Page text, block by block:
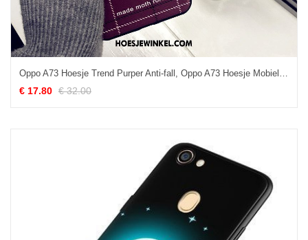
Oppo A73 Hoesje Trend Purper Anti-fall, Oppo A73 Hoesje Mobiele Telefoon Scheppend
€ 17.80 € 32.00